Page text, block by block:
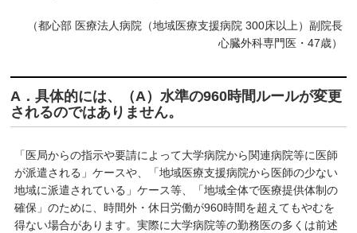
（都心部 医療法人病院（地域医療支援病院 300床以上）副院長
心臓外科専門医・47歳）
A．具体的には、（A）水準の960時間ルールが変更
されるのではありません。
「医局からの指示や要請によって大学病院から関連病院等に医師
が派遣される」ケースや、「地域医療支援病院から医師の少ない
地域に派遣されている」ケース等、「地域全体で医療提供体制の
確保」のために、時間外・休日労働が960時間を超えてもやむを
得ない場合があります。実際に大学病院等の勤務医の多くは前述